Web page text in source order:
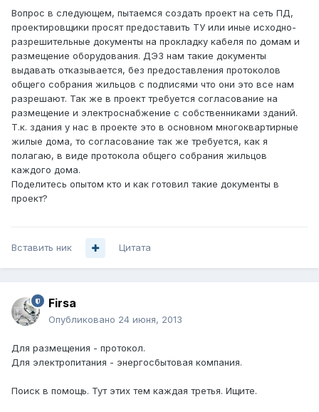
Вопрос в следующем, пытаемся создать проект на сеть ПД,
проектировщики просят предоставить ТУ или иные исходно-
разрешительные документы на прокладку кабеля по домам и
размещение оборудования. ДЭЗ нам такие документы
выдавать отказывается, без предоставления протоколов
общего собрания жильцов с подписями что они это все нам
разрешают. Так же в проект требуется согласование на
размещение и электроснабжение с собственниками зданий.
Т.к. здания у нас в проекте это в основном многоквартирные
жилые дома, то согласование так же требуется, как я
полагаю, в виде протокола общего собрания жильцов
каждого дома.
Поделитесь опытом кто и как готовил такие документы в
проект?
Вставить ник Цитата
Firsa
Опубликовано 24 июня, 2013
Для размещения - протокол.
Для электропитания - энергосбытовая компания.
Поиск в помощь. Тут этих тем каждая третья. Ищите.